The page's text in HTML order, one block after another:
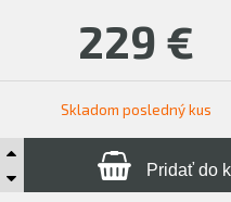
229 €
Skladom posledný kus
Pridať do